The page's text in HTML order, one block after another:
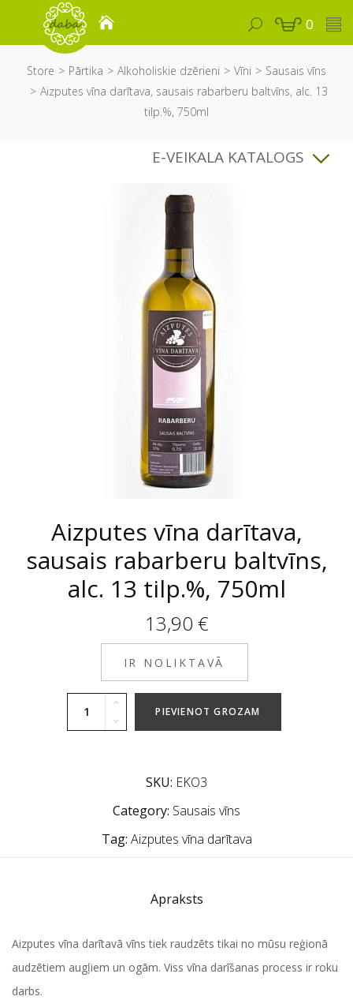
0
Store Pārtika Alkoholiskie dzērieni Vīni
Sausais vīns
Aizputes vīna darītava, sausais rabarberu baltvīns, alc. 13
tilp.%, 750ml
E-VEIKALA KATALOGS
Aizputes vīna darītava,
sausais rabarberu baltvīns,
alc. 13 tilp.%, 750ml
13,90 €
IR NOLIKTAVĀ
PIEVIENOT GROZAM
SKU: EKO3
Category: Sausais vīns
Tag: Aizputes vīna darītava
Apraksts
Aizputes vīna darītavā vīns tiek raudzēts tikai no mūsu reģionā
audzētiem augļiem un ogām. Viss vīna darīšanas process ir roku
darbs.